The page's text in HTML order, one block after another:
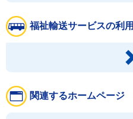
福祉輸送サービスの利用
関連するホームページ